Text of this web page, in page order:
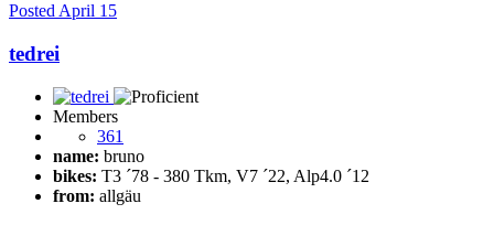
Posted April 15
tedrei
Members
361
name: bruno
bikes: T3 ´78 - 380 Tkm, V7 ´22, Alp4.0 ´12
from: allgäu